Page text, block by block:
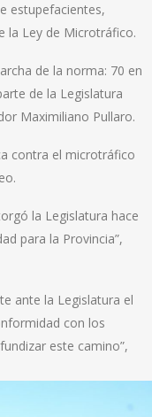
estupefacientes,
la Ley de Microtráfico.
de la norma: 70 en
de la Legislatura
Maximiliano Pullaro.
contra el microtráfico
la Legislatura hace
para la Provincia”,
ante la Legislatura el
con los
este camino”,